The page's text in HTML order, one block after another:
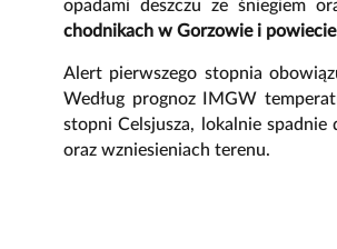
opadami deszczu ze śniegiem
chodnikach w Gorzowie i
Alert pierwszego stopnia
Według prognoz IMGW
stopni Celsjusza, lokalnie
oraz wzniesieniach terenu.